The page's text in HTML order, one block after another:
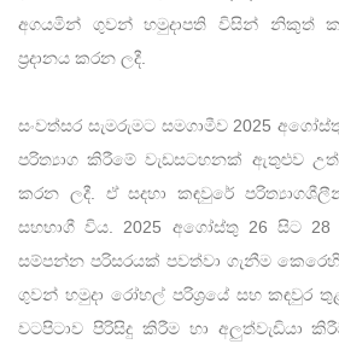
අගයමින් ගුවන් හමුදාපති විසින් නිකුත්
ප්‍රදානය කරන ලදී.
සංවත්සර සැමරුමට සමගාමීව 2025
පරිත්‍යාග කිරීමේ වැඩසටහනක් ඇතුළුව
කරන ලදී. ඒ සදහා කඳවුරේ
සහභාගී විය. 2025 අගෝස්තු 26 සිට 28
සම්පන්න පරිසරයක් පවත්වා ගැනීම
ගුවන් හමුදා රෝහල් පරිශ්‍රයේ සහ කඳවුර
වටපිටාව පිරිසිදු කිරීම හා අලුත්වැඩියා කිරීම